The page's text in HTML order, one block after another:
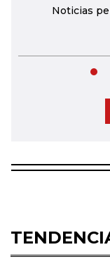
Noticias